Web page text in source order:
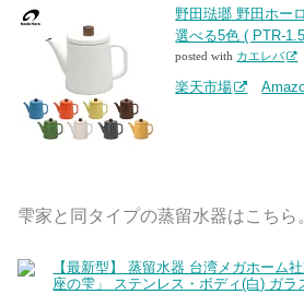
野田琺瑯 野田ホー
選べる5色 ( PTR-
posted with カエレバ
楽天市場
雫家と同タイプの蒸留水器はこちら
【最新型】 蒸留水器 台湾メガホーム
座の雫」 ステンレス・ボディ(白) ガラ